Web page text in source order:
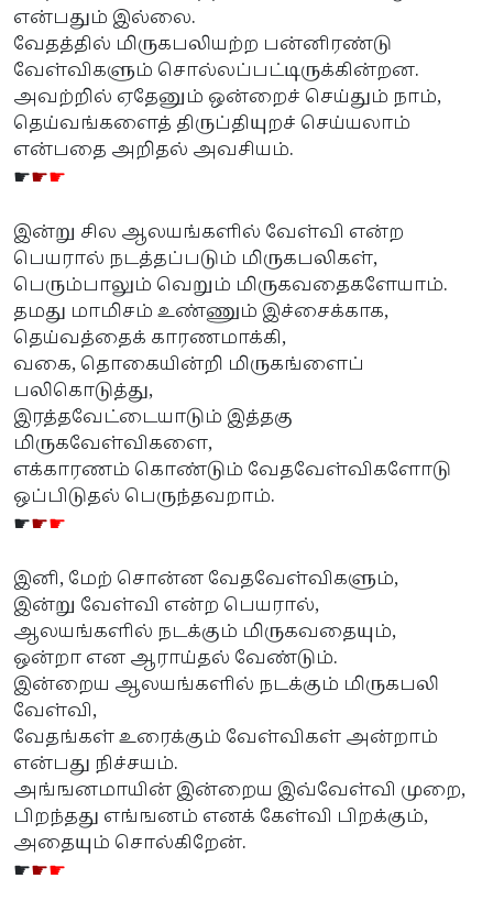
என்பதும் இல்லை.
வேதத்தில் மிருகபலியற்ற பன்னிரண்டு
வேள்விகளும் சொல்லப்பட்டிருக்கின்றன.
அவற்றில் ஏதேனும் ஒன்றைச் செய்தும் நாம்,
தெய்வங்களைத் திருப்தியுறச் செய்யலாம்
என்பதை அறிதல் அவசியம்.
☛☛☛
இன்று சில ஆலயங்களில் வேள்வி என்ற
பெயரால் நடத்தப்படும் மிருகபலிகள்,
பெரும்பாலும் வெறும் மிருகவதைகளேயாம்.
தமது மாமிசம் உண்ணும் இச்சைக்காக,
தெய்வத்தைக் காரணமாக்கி,
வகை, தொகையின்றி மிருகங்ளைப்
பலிகொடுத்து,
இரத்தவேட்டையாடும் இத்தகு
மிருகவேள்விகளை,
எக்காரணம் கொண்டும் வேதவேள்விகளோடு
ஒப்பிடுதல் பெருந்தவறாம்.
☛☛☛
இனி, மேற் சொன்ன வேதவேள்விகளும்,
இன்று வேள்வி என்ற பெயரால்,
ஆலயங்களில் நடக்கும் மிருகவதையும்,
ஒன்றா என ஆராய்தல் வேண்டும்.
இன்றைய ஆலயங்களில் நடக்கும் மிருகபலி
வேள்வி,
வேதங்கள் உரைக்கும் வேள்விகள் அன்றாம்
என்பது நிச்சயம்.
அங்ஙனமாயின் இன்றைய இவ்வேள்வி முறை,
பிறந்தது எங்ஙனம் எனக் கேள்வி பிறக்கும்,
அதையும் சொல்கிறேன்.
☛☛☛